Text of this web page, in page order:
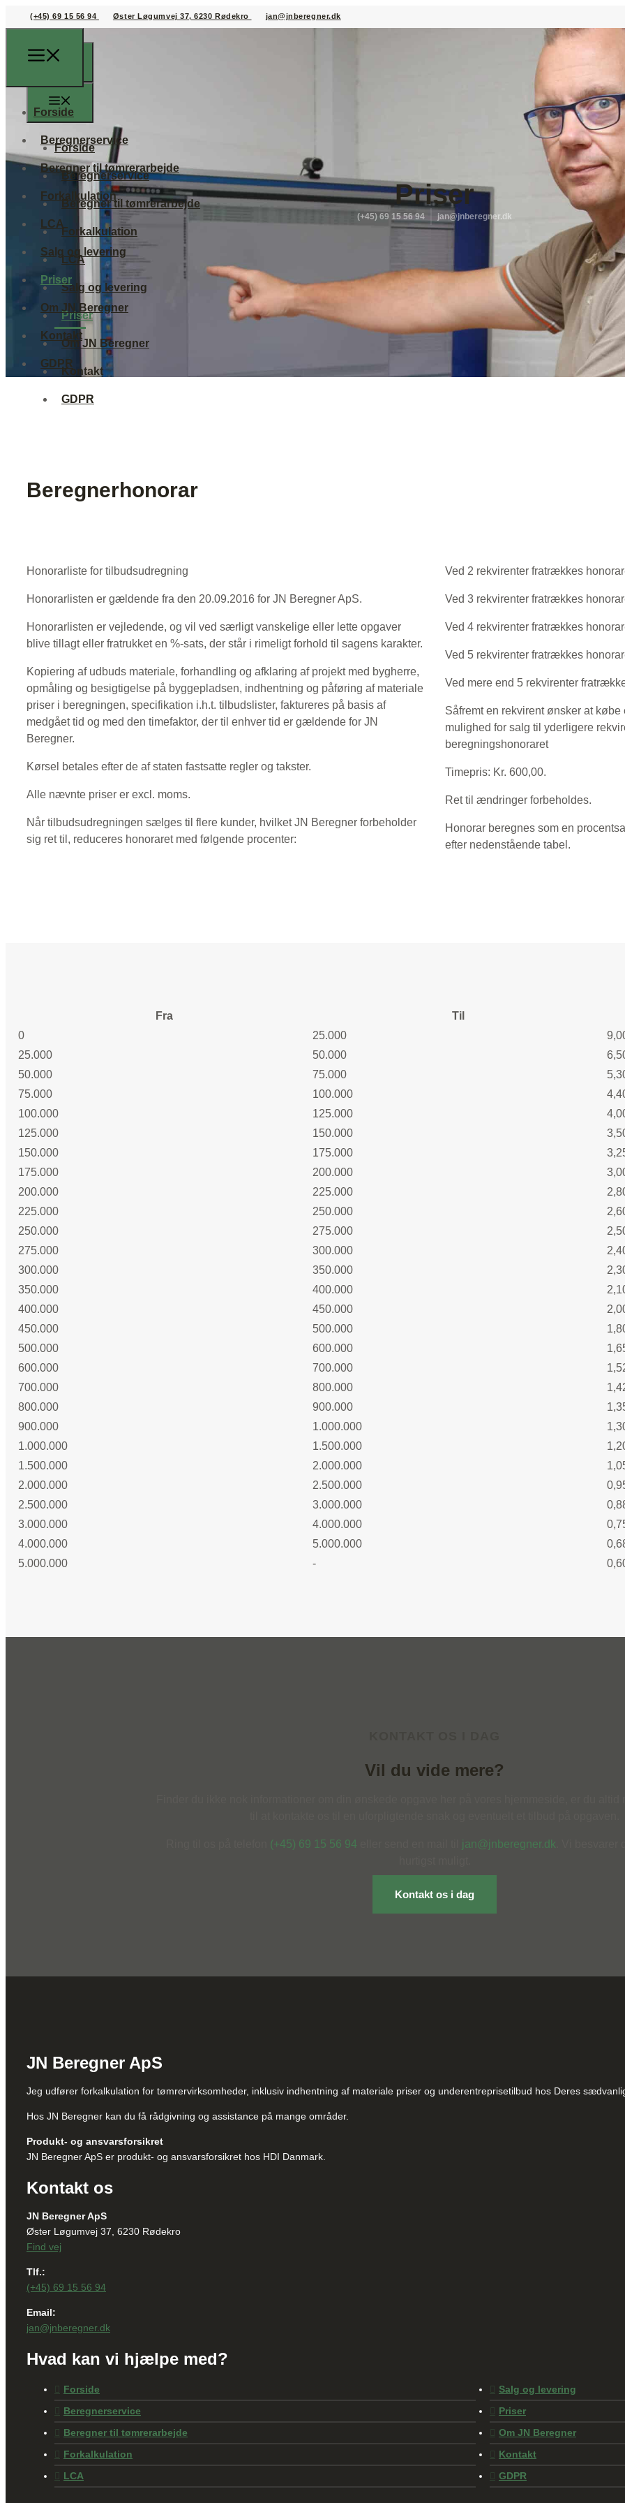
(+45) 69 15 56 94 Øster Løgumvej 37, 6230 Rødekro jan@jnberegner.dk
Forside
Beregnerservice
Beregner til tømrerarbejde
Forkalkulation
LCA
Salg og levering
Priser
Om JN Beregner
Kontakt
GDPR
Forside
Beregnerservice
Beregner til tømrerarbejde
Forkalkulation
LCA
Salg og levering
Priser
Om JN Beregner
Kontakt
GDPR
Priser
(+45) 69 15 56 94 jan@jnberegner.dk
Beregnerhonorar
Honorarliste for tilbudsudregning
Honorarlisten er gældende fra den 20.09.2016 for JN Beregner ApS.
Honorarlisten er vejledende, og vil ved særligt vanskelige eller lette opgaver
blive tillagt eller fratrukket en %-sats, der står i rimeligt forhold til sagens karakter.
Kopiering af udbuds materiale, forhandling og afklaring af projekt med bygherre,
opmåling og besigtigelse på byggepladsen, indhentning og påføring af materiale
priser i beregningen, specifikation i.h.t. tilbudslister, faktureres på basis af
medgået tid og med den timefaktor, der til enhver tid er gældende for JN
Beregner.
Kørsel betales efter de af staten fastsatte regler og takster.
Alle nævnte priser er excl. moms.
Når tilbudsudregningen sælges til flere kunder, hvilket JN Beregner forbeholder
sig ret til, reduceres honoraret med følgende procenter:
Ved 2 rekvirenter fratrækkes
Ved 3 rekvirenter fratrækkes
Ved 4 rekvirenter fratrækkes
Ved 5 rekvirenter fratrækkes
Ved mere end 5 rekvirenter
Såfremt en rekvirent ønsker at
mulighed for salg til yderligere
beregningshonoraret
Timepris: Kr. 600,00.
Ret til ændringer forbeholdes.
Honorar beregnes som en
efter nedenstående tabel.
Fra Til
0
25.000
25.000
50.000
50.000
75.000
75.000
100.000
100.000
125.000
125.000
150.000
150.000
175.000
175.000
200.000
200.000
225.000
225.000
250.000
250.000
275.000
275.000
300.000
300.000
350.000
350.000
400.000
400.000
450.000
450.000
500.000
500.000
600.000
600.000
700.000
700.000
800.000
800.000
900.000
900.000
1.000.000
1.000.000
1.500.000
1.500.000
2.000.000
2.000.000
2.500.000
2.500.000
3.000.000
3.000.000
4.000.000
4.000.000
5.000.000
5.000.000
-
Vil du vide mere?
(+45) 69 15 56 94 jan@jnberegner.dk
Kontakt os i dag
JN Beregner ApS
Jeg udfører forkalkulation for tømrervirksomheder, inklusiv indhentning af materiale priser og underentreprisetilbud hos Deres
Hos JN Beregner kan du få rådgivning og assistance på mange områder.
Produkt- og ansvarsforsikret
JN Beregner ApS er produkt- og ansvarsforsikret hos HDI Danmark.
Kontakt os
JN Beregner ApS
Øster Løgumvej 37, 6230 Rødekro
Find vej
Tlf.:
(+45) 69 15 56 94
Email:
jan@jnberegner.dk
Hvad kan vi hjælpe med?
Forside
Beregnerservice
Beregner til tømrerarbejde
Forkalkulation
LCA
Salg og levering
Priser
Om JN Beregner
Kontakt
GDPR